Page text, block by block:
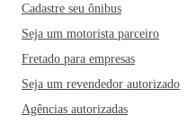
Cadastre seu ônibus
Seja um motorista parceiro
Fretado para empresas
Seja um revendedor autorizado
Agências autorizadas